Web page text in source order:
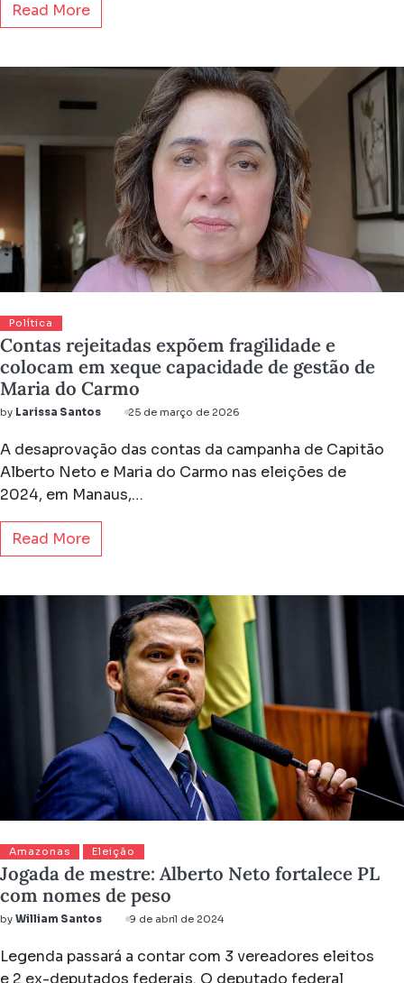
Read More
Política
Contas rejeitadas expõem fragilidade e
colocam em xeque capacidade de gestão de
Maria do Carmo
by Larissa Santos 25 de março de 2026
A desaprovação das contas da campanha de Capitão
Alberto Neto e Maria do Carmo nas eleições de
2024, em Manaus,…
Read More
Amazonas Eleição
Jogada de mestre: Alberto Neto fortalece PL
com nomes de peso
by William Santos 9 de abril de 2024
Legenda passará a contar com 3 vereadores eleitos
e 2 ex-deputados federais. O deputado federal